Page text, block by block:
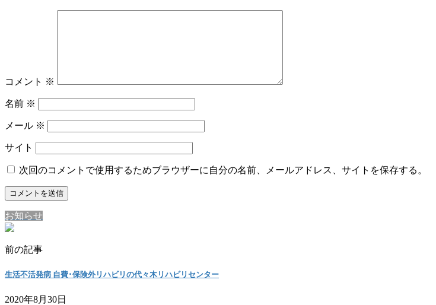
コメント ※
名前 ※
メール ※
サイト
次回のコメントで使用するためブラウザーに自分の名前、メールアドレス、サイトを保存する。
お知らせ
前の記事
生活不活発病 自費･保険外リハビリの代々木リハビリセンター
2020年8月30日